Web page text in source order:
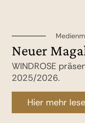
Neuer
WINDROSE
2025/2026.
Hier mehr